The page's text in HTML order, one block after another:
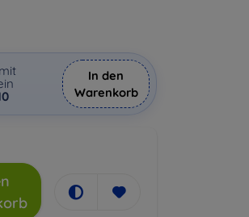
In den
Warenkorb